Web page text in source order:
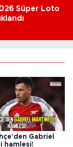
Süper Loto
Gabriel
hamlesi!